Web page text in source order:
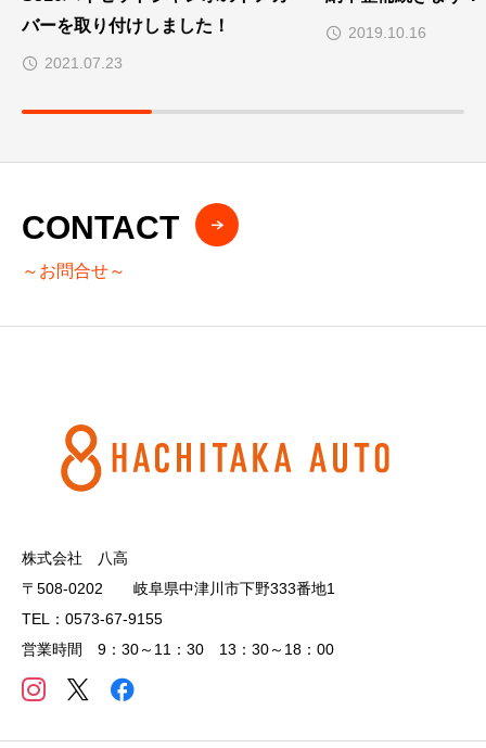
バーを取り付けしました！
2021.07.23
2019.10.16
CONTACT
～お問合せ～
株式会社 八高
〒508-0202 岐阜県中津川市下野333番地1
TEL：0573-67-9155
営業時間 9：30～11：30 13：30～18：00